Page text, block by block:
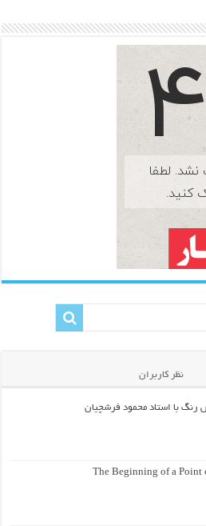
نظر کاربران
رنگ با استاد محمود فرشچیان
The Beginning of a Point